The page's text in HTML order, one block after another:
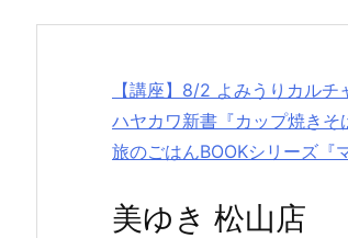
【講座】8/2 よみうりカル
ハヤカワ新書『カップ焼きそ
旅のごはんBOOKシリーズ『
美ゆき 松山店